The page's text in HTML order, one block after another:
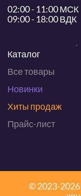
02:00 - 11:00 МСК
09:00 - 18:00 ВДК
Каталог
Все товары
Новинки
Хиты продаж
Прайс-лист
© 2023-